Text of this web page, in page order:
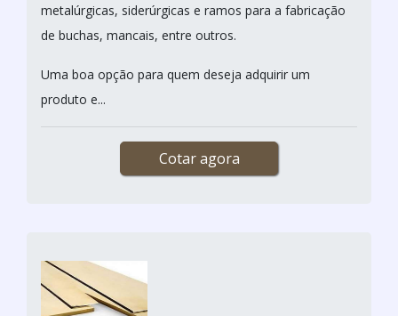
metalúrgicas, siderúrgicas e ramos para a fabricação
de buchas, mancais, entre outros.
Uma boa opção para quem deseja adquirir um
produto e...
Cotar agora